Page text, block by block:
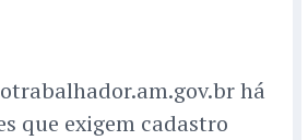
há
que exigem cadastro